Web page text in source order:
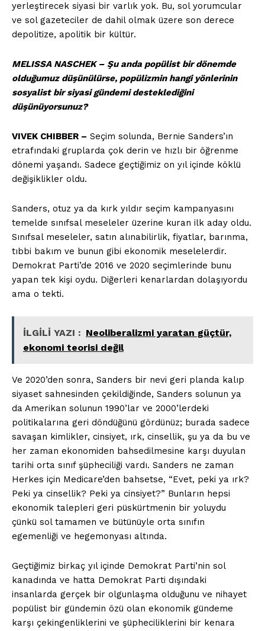
yerleştirecek siyasi bir varlık yok. Bu, sol yorumcular
ve sol gazeteciler de dahil olmak üzere son derece
depolitize, apolitik bir kültür.
MELISSA NASCHEK – Şu anda popülist bir dönemde
olduğumuz düşünülürse, popülizmin hangi yönlerinin
sosyalist bir siyasi gündemi desteklediğini
düşünüyorsunuz?
VIVEK CHIBBER – Seçim solunda, Bernie Sanders’ın
etrafındaki gruplarda çok derin ve hızlı bir öğrenme
dönemi yaşandı. Sadece geçtiğimiz on yıl içinde köklü
değişiklikler oldu.
Sanders, otuz ya da kırk yıldır seçim kampanyasını
temelde sınıfsal meseleler üzerine kuran ilk aday oldu.
Sınıfsal meseleler, satın alınabilirlik, fiyatlar, barınma,
tıbbi bakım ve bunun gibi ekonomik meselelerdir.
Demokrat Parti’de 2016 ve 2020 seçimlerinde bunu
yapan tek kişi oydu. Diğerleri kenarlardan dolaşıyordu
ama o tekti.
İLGİLİ YAZI : Neoliberalizmi yaratan güçtür,
ekonomi teorisi değil
Ve 2020’den sonra, Sanders bir nevi geri planda kalıp
siyaset sahnesinden çekildiğinde, Sanders solunun ya
da Amerikan solunun 1990’lar ve 2000’lerdeki
politikalarına geri döndüğünü gördünüz; burada sadece
savaşan kimlikler, cinsiyet, ırk, cinsellik, şu ya da bu ve
her zaman ekonomiden bahsedilmesine karşı duyulan
tarihi orta sınıf şüpheciliği vardı. Sanders ne zaman
Herkes için Medicare’den bahsetse, “Evet, peki ya ırk?
Peki ya cinsellik? Peki ya cinsiyet?” Bunların hepsi
ekonomik talepleri geri püskürtmenin bir yoluydu
çünkü sol tamamen ve bütünüyle orta sınıfın
egemenliği ve hegemonyası altında.
Geçtiğimiz birkaç yıl içinde Demokrat Parti’nin sol
kanadında ve hatta Demokrat Parti dışındaki
insanlarda gerçek bir olgunlaşma olduğunu ve nihayet
popülist bir gündemin özü olan ekonomik gündeme
karşı çekingenliklerini ve şüpheciliklerini bir kenara